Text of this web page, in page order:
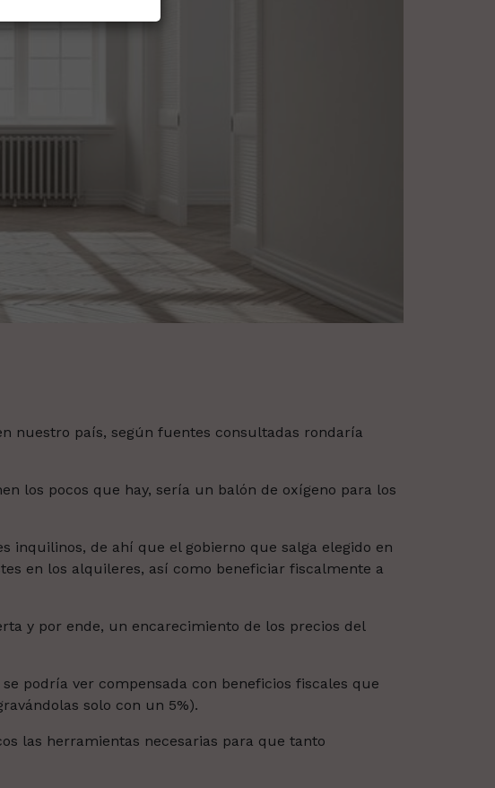
nuestro país, según fuentes consultadas rondaría
los pocos que hay, sería un balón de oxígeno para los
inquilinos, de ahí que el gobierno que salga elegido en
en los alquileres, así como beneficiar fiscalmente a
y por ende, un encarecimiento de los precios del
podría ver compensada con beneficios fiscales que
solo con un 5%).
las herramientas necesarias para que tanto